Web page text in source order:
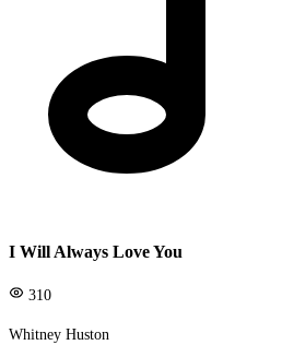
I Will Always Love You
310
Whitney Huston